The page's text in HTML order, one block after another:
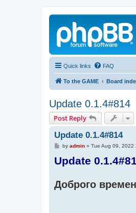
Quick links FAQ
To the GAME Board
Update 0.1.4#814
Post Reply
Update 0.1.4#814
P
s
t
by admin» Tue Aug 09, 2022
Update
Доброго